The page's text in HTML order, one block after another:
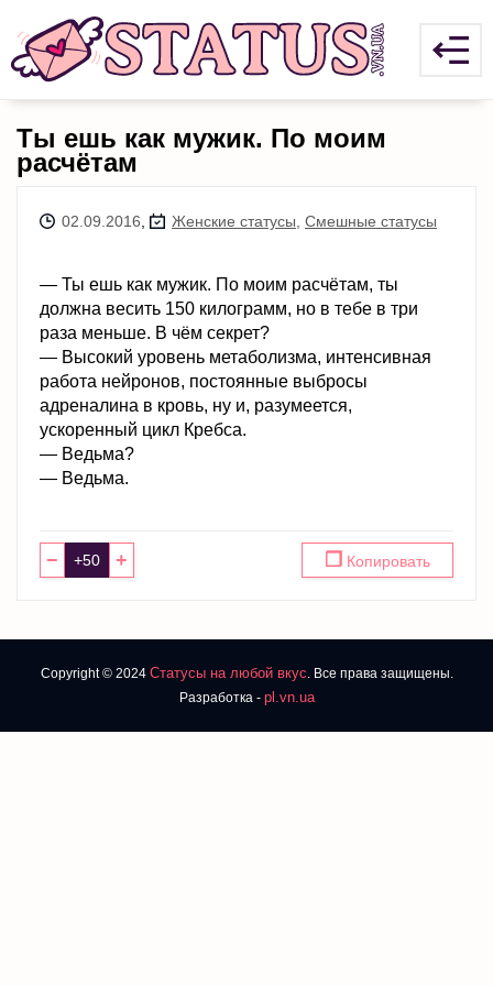
Ты ешь как мужик. По моим
расчётам
02.09.2016 Женские статусы Смешные статусы
— Ты ешь как мужик. По моим расчётам, ты
должна весить 150 килограмм, но в тебе в три
раза меньше. В чём секрет?
— Высокий уровень метаболизма, интенсивная
работа нейронов, постоянные выбросы
адреналина в кровь, ну и, разумеется,
ускоренный цикл Кребса.
— Ведьма?
— Ведьма.
− + ❐ Копировать
Copyright © 2024 Статусы на любой вкус. Все права защищены.
Разработка - pl.vn.ua